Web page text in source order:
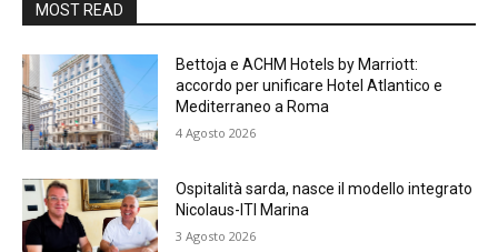
MOST READ
Bettoja e ACHM Hotels by Marriott:
accordo per unificare Hotel Atlantico e
Mediterraneo a Roma
4 Agosto 2026
Ospitalità sarda, nasce il modello integrato
Nicolaus-ITI Marina
3 Agosto 2026